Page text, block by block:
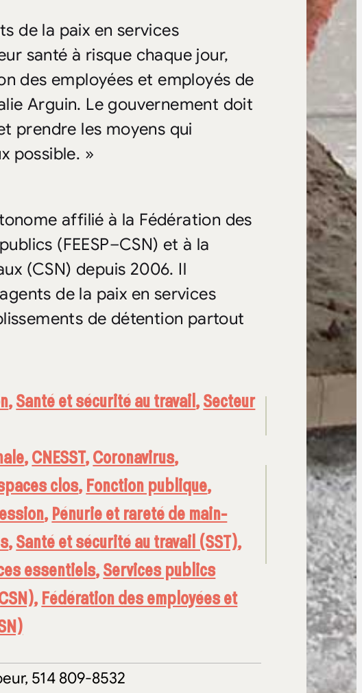
de la paix en services
santé à risque chaque jour,
des employées et employés de
Arguin. Le gouvernement doit
prendre les moyens qui
possible. »
affilié à la Fédération des
(FEESP–CSN) et à la
(CSN) depuis 2006. Il
de la paix en services
de détention partout
,Santé et sécurité au travail,Secteur
,CNESST,Coronavirus,
clos,Fonction publique,
,Pénurie et rareté de main-
,Santé et sécurité au travail (SST),
essentiels,Services publics
,Fédération des employées et
514 809-8532